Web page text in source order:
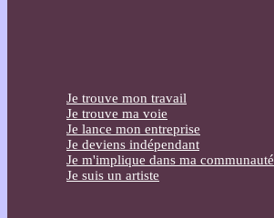
Je trouve mon travail
Je trouve ma voie
Je lance mon entreprise
Je deviens indépendant
Je m'implique dans ma communauté
Je suis un artiste